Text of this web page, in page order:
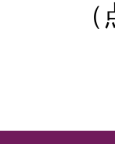
（